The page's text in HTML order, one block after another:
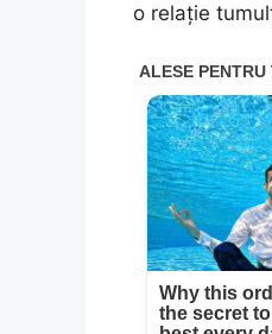
o relație